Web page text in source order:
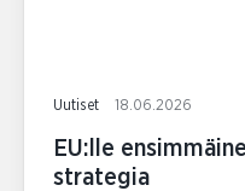
Uutiset 18.06.2026
EU:lle
strategia